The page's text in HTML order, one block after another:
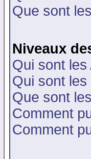
Que sont
Niveaux
Qui sont
Qui sont
Que sont
Comment
Comment